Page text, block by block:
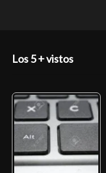
Los 5 + vistos